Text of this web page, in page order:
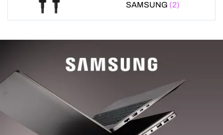
SAMSUNG (2)